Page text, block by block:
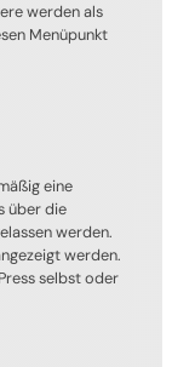
werden als
Menüpunkt
eine
über die
werden.
werden.
selbst oder